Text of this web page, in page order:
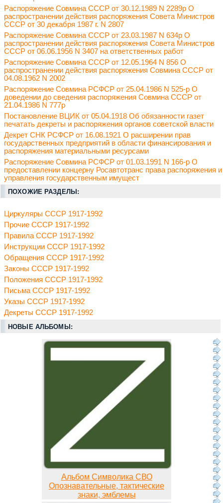
Распоряжение Совмина СССР от 30.12.1989 N 2289р О
распространении действия распоряжения Совета Министров
СССР от 30 декабря 1987 г. N 2807
Распоряжение Совмина СССР от 23.03.1987 N 634р О
распространении действия распоряжения Совета Министров
СССР от 06.06.1956 N 3407 на ответственных работ
Распоряжение Совмина СССР от 12.05.1964 N 856 О
распространении действия распоряжения Совмина СССР от
04.08.1962 N 2002
Распоряжение Совмина РСФСР от 25.04.1986 N 525-р О
доведении до сведения распоряжения Совмина СССР от
21.04.1986 N 777р
Постановление ВЦИК от 05.04.1918 Об обязанности газет
печатать декреты и распоряжения органов советской власти
Декрет СНК РСФСР от 16.08.1921 О расширении прав
государственных предприятий в области финансирования и
распоряжения материальными ресурсами
Распоряжение Совмина РСФСР от 01.03.1991 N 166-р О
предоставлении концерну Росавтотранс права распоряжения и
управления государственным имущест
ПОХОЖИЕ РАЗДЕЛЫ:
Циркуляры СССР 1917-1992
Прочие СССР 1917-1992
Правила СССР 1917-1992
Инструкции СССР 1917-1992
Обращения СССР 1917-1992
Законы СССР 1917-1992
Положения СССР 1917-1992
Письма СССР 1917-1992
Указы СССР 1917-1992
Декреты СССР 1917-1992
НОВЫЕ АЛЬБОМЫ:
Альбом Символика СВО
Опознавательные, тактические
знаки, эмблемы